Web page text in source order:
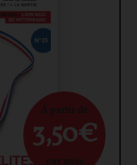
À partir de
3,50€
par mois